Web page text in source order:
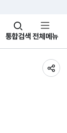
통합검색
창
열기 전체메뉴